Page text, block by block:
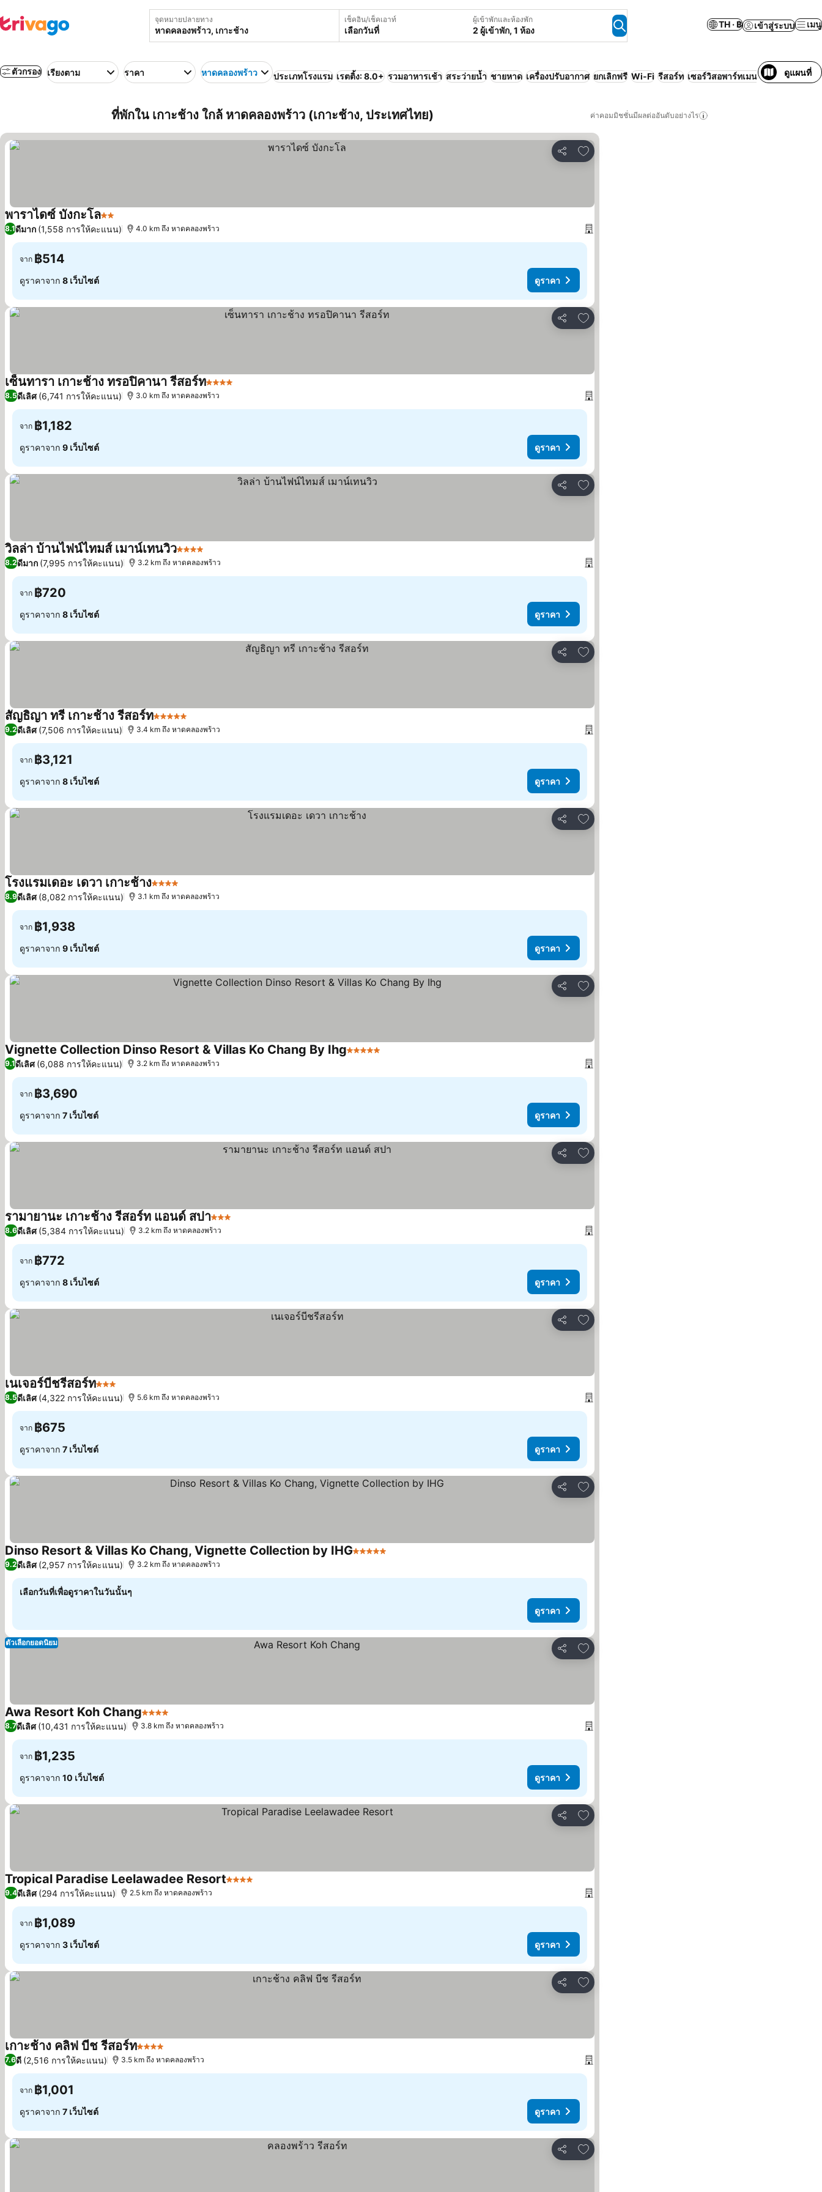
จุดหมายปลายทาง เช็คอิน/เช็คเอาท์
เลือกวันที่
ผู้เข้าพักและห้องพัก
2 ผู้เข้าพัก, 1 ห้อง
TH · ฿ เข้าสู่ระบบ เมนู
ตัวกรอง เรียงตาม ราคา หาดคลองพร้าว ประเภทโรงแรม เรตติ้ง: 8.0+ รวมอาหารเช้า สระว่ายน้ำ ชายหาด เครื่องปรับอากาศ ยกเลิกฟรี Wi-Fi รีสอร์ท เซอร์วิสอพาร์ทเมนท์ ดูแผนที่
ที่พักใน เกาะช้าง ใกล้ หาดคลองพร้าว (เกาะช้าง, ประเทศไทย) ค่าคอมมิชชั่นมีผลต่ออันดับอย่างไร
แชร์
เพิ่มในรายการโปรด
พาราไดซ์ บังกะโล2 ดาวดูราคา
8.1ดีมาก (1,558 การให้คะแนน) 4.0 km ถึง หาดคลองพร้าว
จาก ฿514
ดูราคาจาก 8 เว็บไซต์ ดูราคา
แชร์
เพิ่มในรายการโปรด
เซ็นทารา เกาะช้าง ทรอปิคานา รีสอร์ท4 ดาว
8.5ดีเลิศ (6,741 การให้คะแนน) 3.0 km ถึง หาดคลองพร้าว
จาก ฿1,182
ดูราคาจาก 9 เว็บไซต์ ดูราคา
แชร์
เพิ่มในรายการโปรด
วิลล่า บ้านไฟน์ไทมส์ เมาน์เทนวิว4 ดาว
8.2ดีมาก (7,995 การให้คะแนน) 3.2 km ถึง หาดคลองพร้าว
จาก ฿720
ดูราคาจาก 8 เว็บไซต์ ดูราคา
แชร์
เพิ่มในรายการโปรด
สัญธิญา ทรี เกาะช้าง รีสอร์ท5 ดาว
9.2ดีเลิศ (7,506 การให้คะแนน) 3.4 km ถึง หาดคลองพร้าว
จาก ฿3,121
ดูราคาจาก 8 เว็บไซต์ ดูราคา
แชร์
เพิ่มในรายการโปรด
โรงแรมเดอะ เดวา เกาะช้าง4 ดาว
8.9ดีเลิศ (8,082 การให้คะแนน) 3.1 km ถึง หาดคลองพร้าว
จาก ฿1,938
ดูราคาจาก 9 เว็บไซต์ ดูราคา
แชร์
เพิ่มในรายการโปรด
Vignette Collection Dinso Resort & Villas Ko Chang By Ihg5 ดาว
9.1ดีเลิศ (6,088 การให้คะแนน) 3.2 km ถึง หาดคลองพร้าว
จาก ฿3,690
ดูราคาจาก 7 เว็บไซต์ ดูราคา
แชร์
เพิ่มในรายการโปรด
รามายานะ เกาะช้าง รีสอร์ท แอนด์ สปา3 ดาว
8.6ดีเลิศ (5,384 การให้คะแนน) 3.2 km ถึง หาดคลองพร้าว
จาก ฿772
ดูราคาจาก 8 เว็บไซต์ ดูราคา
แชร์
เพิ่มในรายการโปรด
เนเจอร์บีชรีสอร์ท3 ดาว ดูราคา
8.5ดีเลิศ (4,322 การให้คะแนน) 5.6 km ถึง หาดคลองพร้าว
จาก ฿675
ดูราคาจาก 7 เว็บไซต์ ดูราคา
แชร์
เพิ่มในรายการโปรด
Dinso Resort & Villas Ko Chang, Vignette Collection by IHG5 ดาว
9.2ดีเลิศ (2,957 การให้คะแนน) 3.2 km ถึง หาดคลองพร้าว
เลือกวันที่เพื่อดูราคาในวันนั้นๆ
ดูราคา
แชร์
เพิ่มในรายการโปรด
ตัวเลือกยอดนิยม
Awa Resort Koh Chang4 ดาว
8.7ดีเลิศ (10,431 การให้คะแนน) 3.8 km ถึง หาดคลองพร้าว
จาก ฿1,235
ดูราคาจาก 10 เว็บไซต์ ดูราคา
แชร์
เพิ่มในรายการโปรด
Tropical Paradise Leelawadee Resort4 ดาว
9.4ดีเลิศ (294 การให้คะแนน) 2.5 km ถึง หาดคลองพร้าว
จาก ฿1,089
ดูราคาจาก 3 เว็บไซต์ ดูราคา
แชร์
เพิ่มในรายการโปรด
เกาะช้าง คลิฟ บีช รีสอร์ท4 ดาว
7.6ดี (2,516 การให้คะแนน) 3.5 km ถึง หาดคลองพร้าว
จาก ฿1,001
ดูราคาจาก 7 เว็บไซต์ ดูราคา
แชร์
เพิ่มในรายการโปรด